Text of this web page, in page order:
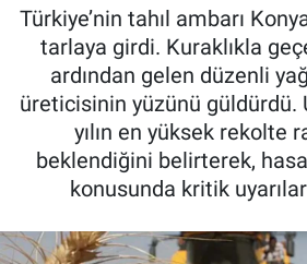
Türkiye’nin tahıl ambarı
tarlaya girdi. Kuraklıkla
ardından gelen düzenli
üreticisinin yüzünü güldürdü.
yılın en yüksek rekolte
beklendiğini belirterek,
konusunda kritik
Tarım Kredi Kooperatifleri
Pankobirlik
Et fiyatları